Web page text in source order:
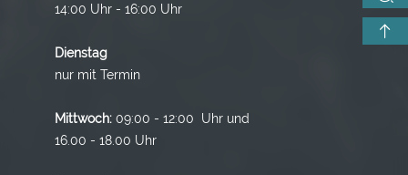
14:00 Uhr - 16:00 Uhr
Dienstag
nur mit Termin
Mittwoch: 09:00 - 12:00 Uhr und
16.00 - 18.00 Uhr